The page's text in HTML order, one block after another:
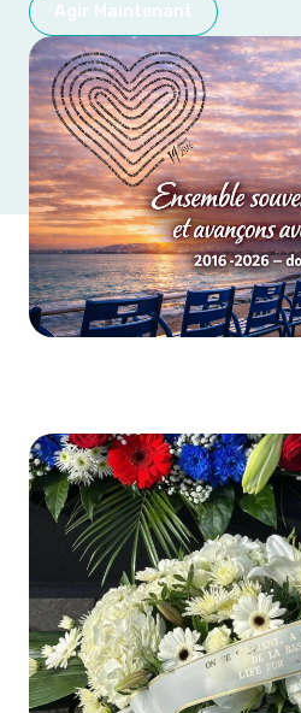
Agir Maintenant